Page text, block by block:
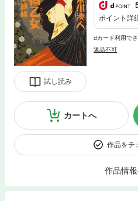
試し読み
ポイント詳
dカード利用で
返品不可
カートへ
作品をチ
作品情